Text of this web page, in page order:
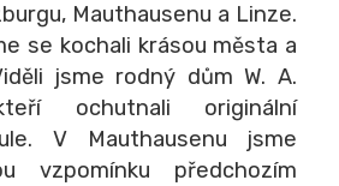
Mauthausenu a Linze.
se kochali krásou města a
jsme rodný dům W. A.
ochutnali originální
V Mauthausenu jsme
vzpomínku předchozím